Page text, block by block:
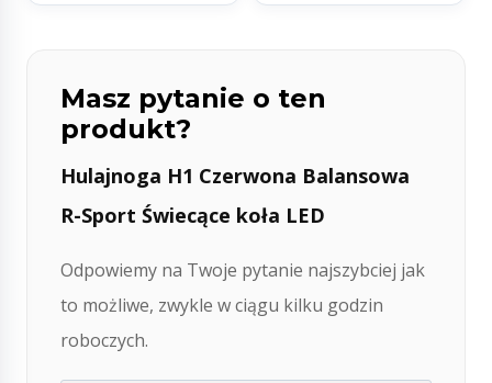
Masz pytanie o ten
produkt?
Hulajnoga H1 Czerwona Balansowa
R-Sport Świecące koła LED
Odpowiemy na Twoje pytanie najszybciej jak
to możliwe, zwykle w ciągu kilku godzin
roboczych.